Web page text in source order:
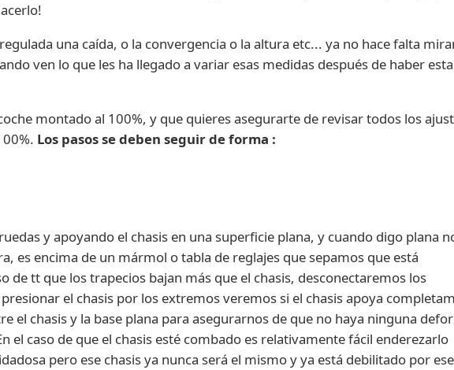
una caída, o la convergencia o la altura etc... ya no hace falta
ven lo que les ha llegado a variar esas medidas después de haber
montado al 100%, y que quieres asegurarte de revisar todos los
Los pasos se deben seguir de forma :
y apoyando el chasis en una superficie plana, y cuando digo plana
es encima de un mármol o tabla de reglajes que sepamos que está
de tt que los trapecios bajan más que el chasis, desconectaremos los
el chasis por los extremos veremos si el chasis apoya
el chasis y la base plana para asegurarnos de que no haya ninguna
el caso de que el chasis esté combado es relativamente fácil enderezarlo
pero ese chasis ya nunca será el mismo y ya está debilitado por